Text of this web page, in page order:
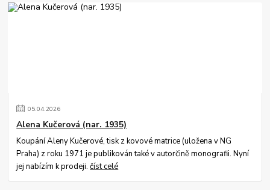
05.04.2026
Alena Kučerová (nar. 1935)
Koupání Aleny Kučerové, tisk z kovové matrice (uložena v NG
Praha) z roku 1971 je publikován také v autorčině monografii. Nyní
jej nabízím k prodeji.číst celé